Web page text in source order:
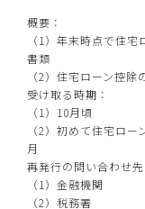
概要：
（1）年末時点で住
書類
（2）住宅ローン控
受け取る時期：
（1）10月頃
（2）初めて住宅ロ
月
再発行の問い合わせ先
（1）金融機関
（2）税務署